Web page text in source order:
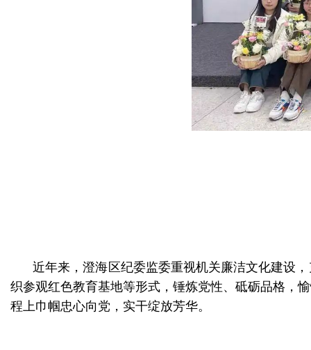
近年来，澄海区纪委监委重视机关廉洁文化建设
织参观红色教育基地等形式，锤炼党性、砥砺品格，
程上巾帼忠心向党，实干绽放芳华。